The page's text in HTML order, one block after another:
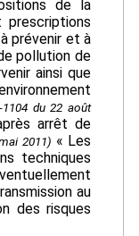
de la
prévenir et à
pollution de
ainsi que
1104 du 22 août
arrêt de
2011) « Les
techniques
au
des risques